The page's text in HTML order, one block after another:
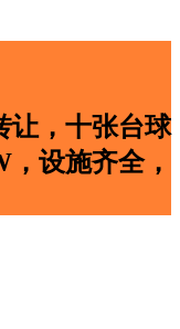
让，十张台球
设施齐全，